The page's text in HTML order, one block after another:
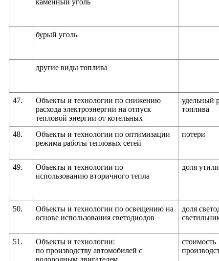
каменный уголь
бурый уголь
другие виды топлива
47.
Объекты и технологии по снижению
расхода электроэнергии на отпуск
тепловой энергии от котельных
удельный
топлива
48.
Объекты и технологии по оптимизации
режима работы тепловых сетей
потери
49.
Объекты и технологии по
использованию вторичного тепла
доля
50.
Объекты и технологии по освещению на
основе использования светодиодов
доля
51.
Объекты и технологии:
по производству автомобилей с
стоимость